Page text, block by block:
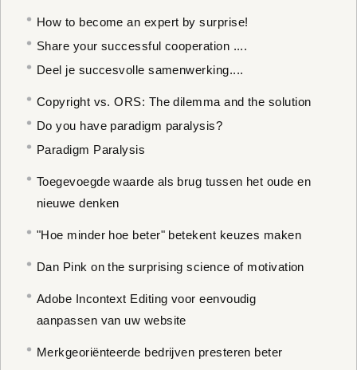
How to become an expert by surprise!
Share your successful cooperation ....
Deel je succesvolle samenwerking....
Copyright vs. ORS: The dilemma and the solution
Do you have paradigm paralysis?
Paradigm Paralysis
Toegevoegde waarde als brug tussen het oude en
nieuwe denken
"Hoe minder hoe beter" betekent keuzes maken
Dan Pink on the surprising science of motivation
Adobe Incontext Editing voor eenvoudig
aanpassen van uw website
Merkgeoriënteerde bedrijven presteren beter